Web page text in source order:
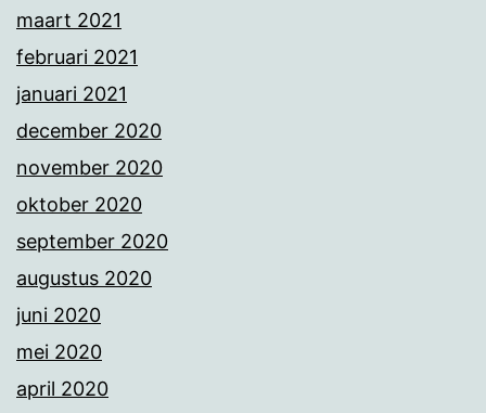
maart 2021
februari 2021
januari 2021
december 2020
november 2020
oktober 2020
september 2020
augustus 2020
juni 2020
mei 2020
april 2020